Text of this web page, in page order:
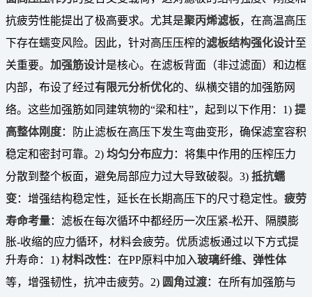
抗疲劳性能提出了极高要求。尤其是聚丙烯滤板，在高温高压
下存在蠕变风险。因此，针对高压压榨的滤板结构强化设计至
关重要。 加强筋设计是核心。在滤板背面（非过滤面）和边框
内部，布设了经过有限元分析优化的、纵横交错的加强筋网
络。这些加强筋如同建筑物的“梁和柱”，起到以下作用：1) 提
高整体刚度：防止滤板在高压下发生弯曲变形，确保滤室容积
稳定和密封可靠。2) 均匀分布应力：将集中作用的压榨压力
分散到整个板面，避免局部应力过大导致破裂。3) 抵抗蠕
变：增强结构稳定性，延长在长期高压下的尺寸稳定性。 疲劳
寿命考量：滤板在每次循环中都经历一次压紧-松开、隔膜膨
胀-收缩的应力循环，材料会疲劳。优质滤板通过以下方式提
升寿命：1) 材料改性：在PP原料中加入玻璃纤维、弹性体
等，增强韧性，抗冲击疲劳。2) 圆角过渡：在所有加强筋与